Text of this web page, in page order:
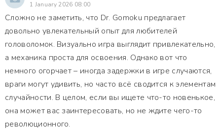
1 January 2026 08:00
Сложно не заметить, что Dr. Gomoku предлагает
довольно увлекательный опыт для любителей
головоломок. Визуально игра выглядит привлекательно,
а механика проста для освоения. Однако вот что
немного огорчает – иногда задержки в игре случаются,
враги могут удивить, но часто всё сводится к элементам
случайности. В целом, если вы ищете что-то новенькое,
она может вас заинтересовать, но не ждите чего-то
революционного.